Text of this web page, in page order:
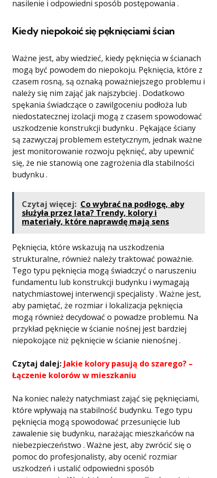
nasilenie i odpowiedni sposób postępowania .
Kiedy niepokoić się pęknięciami ścian
Ważne jest, aby wiedzieć, kiedy pęknięcia w ścianach
mogą być powodem do niepokoju. Pęknięcia, które z
czasem rosną, są oznaką poważniejszego problemu i
należy się nim zająć jak najszybciej . Dodatkowo
spękania świadczące o zawilgoceniu podłoża lub
niedostatecznej izolacji mogą z czasem spowodować
uszkodzenie konstrukcji budynku . Pękające ściany
są zazwyczaj problemem estetycznym, jednak ważne
jest monitorowanie rozwoju pęknięć, aby upewnić
się, że nie stanowią one zagrożenia dla stabilności
budynku .
Czytaj więcej: Co wybrać na podłogę, aby
służyła przez lata? Trendy, kolory i
materiały, które naprawdę mają sens
Pęknięcia, które wskazują na uszkodzenia
strukturalne, również należy traktować poważnie.
Tego typu pęknięcia mogą świadczyć o naruszeniu
fundamentu lub konstrukcji budynku i wymagają
natychmiastowej interwencji specjalisty . Ważne jest,
aby pamiętać, że rozmiar i lokalizacja pęknięcia
mogą również decydować o powadze problemu. Na
przykład pęknięcie w ścianie nośnej jest bardziej
niepokojące niż pęknięcie w ścianie nienośnej .
Czytaj dalej: Jakie kolory pasują do szarego? –
Łączenie kolorów w mieszkaniu
Na koniec należy natychmiast zająć się pęknięciami,
które wpływają na stabilność budynku. Tego typu
pęknięcia mogą spowodować przesunięcie lub
zawalenie się budynku, narażając mieszkańców na
niebezpieczeństwo . Ważne jest, aby zwrócić się o
pomoc do profesjonalisty, aby ocenić rozmiar
uszkodzeń i ustalić odpowiedni sposób